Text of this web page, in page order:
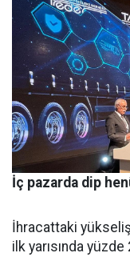
İç pazarda dip
İhracattaki
ilk yarısında